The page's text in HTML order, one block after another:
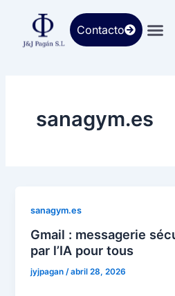
contenido
Contacto
sanagym.es
sanagym.es
Gmail : messagerie
par l’IA pour tous
jyjpagan/abril 28, 2026